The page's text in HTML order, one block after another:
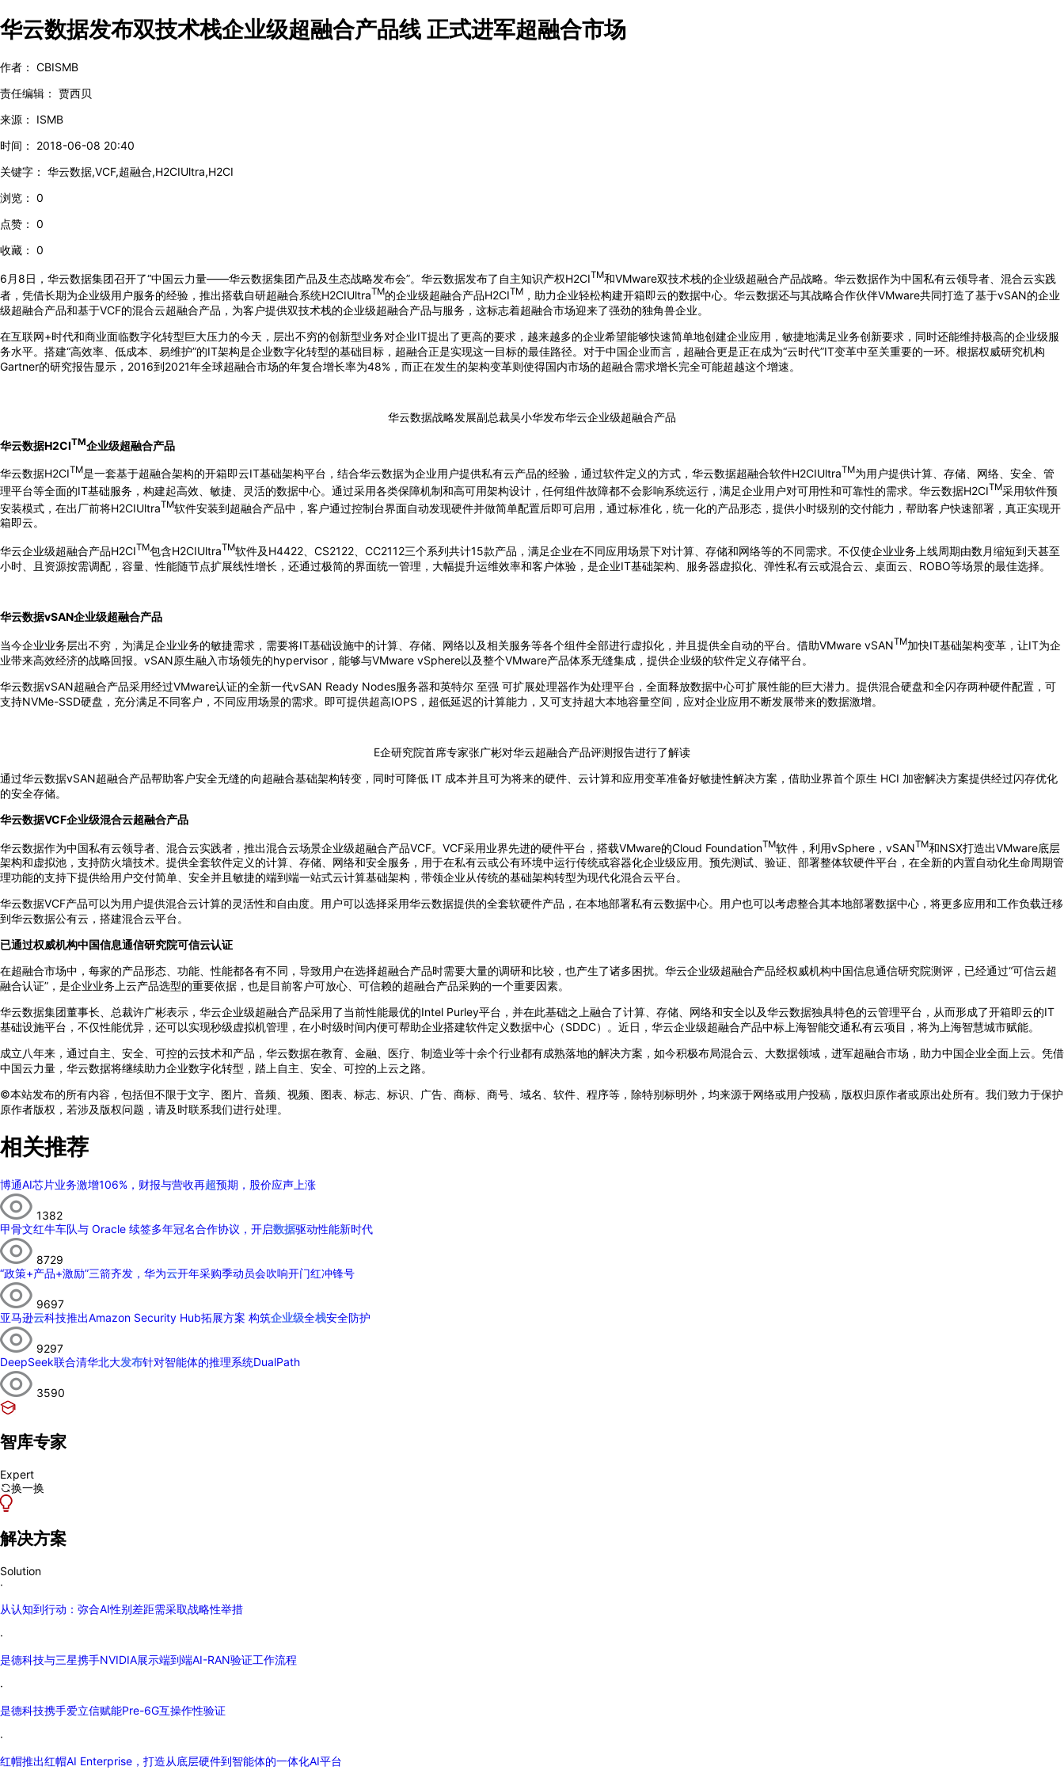
华云数据发布双技术栈企业级超融合产品线 正式进军超融合市场
作者： CBISMB
责任编辑： 贾西贝
来源： ISMB
时间： 2018-06-08 20:40
关键字： 华云数据,VCF,超融合,H2CIUltra,H2CI
浏览： 0
点赞： 0
收藏： 0
6月8日，华云数据集团召开了“中国云力量——华云数据集团产品及生态战略发布会”。华云数据发布了自主知识产权H2CITM和VMware双技术栈的企业级超融合产品战略。华云数据作为中国私有云领导者、混合云实践
者，凭借长期为企业级用户服务的经验，推出搭载自研超融合系统H2CIUltraTM的企业级超融合产品H2CITM ，助力企业轻松构建开箱即云的数据中心。华云数据还与其战略合作伙伴VMware共同打造了基于vSAN的企业
级超融合产品和基于VCF的混合云超融合产品，为客户提供双技术栈的企业级超融合产品与服务，这标志着超融合市场迎来了强劲的独角兽企业。
在互联网+时代和商业面临数字化转型巨大压力的今天，层出不穷的创新型业务对企业IT提出了更高的要求，越来越多的企业希望能够快速简单地创建企业应用，敏捷地满足业务创新要求，同时还能维持极高的企业级服
务水平。搭建“高效率、低成本、易维护”的IT架构是企业数字化转型的基础目标，超融合正是实现这一目标的最佳路径。对于中国企业而言，超融合更是正在成为“云时代”IT变革中至关重要的一环。根据权威研究机构
Gartner的研究报告显示，2016到2021年全球超融合市场的年复合增长率为48%，而正在发生的架构变革则使得国内市场的超融合需求增长完全可能超越这个增速。
华云数据战略发展副总裁吴小华发布华云企业级超融合产品
华云数据H2CITM企业级超融合产品
华云数据H2CITM是一套基于超融合架构的开箱即云IT基础架构平台，结合华云数据为企业用户提供私有云产品的经验，通过软件定义的方式，华云数据超融合软件H2CIUltraTM为用户提供计算、存储、网络、安全、管
理平台等全面的IT基础服务，构建起高效、敏捷、灵活的数据中心。通过采用各类保障机制和高可用架构设计，任何组件故障都不会影响系统运行，满足企业用户对可用性和可靠性的需求。华云数据H2CITM采用软件预
安装模式，在出厂前将H2CIUltraTM软件安装到超融合产品中，客户通过控制台界面自动发现硬件并做简单配置后即可启用，通过标准化，统一化的产品形态，提供小时级别的交付能力，帮助客户快速部署，真正实现开
箱即云。
华云企业级超融合产品H2CITM包含H2CIUltraTM软件及H4422、CS2122、CC2112三个系列共计15款产品，满足企业在不同应用场景下对计算、存储和网络等的不同需求。不仅使企业业务上线周期由数月缩短到天甚至
小时、且资源按需调配，容量、性能随节点扩展线性增长，还通过极简的界面统一管理，大幅提升运维效率和客户体验，是企业IT基础架构、服务器虚拟化、弹性私有云或混合云、桌面云、ROBO等场景的最佳选择。
华云数据vSAN企业级超融合产品
当今企业业务层出不穷，为满足企业业务的敏捷需求，需要将IT基础设施中的计算、存储、网络以及相关服务等各个组件全部进行虚拟化，并且提供全自动的平台。借助VMware vSANTM加快IT基础架构变革，让IT为企
业带来高效经济的战略回报。vSAN原生融入市场领先的hypervisor，能够与VMware vSphere以及整个VMware产品体系无缝集成，提供企业级的软件定义存储平台。
华云数据vSAN超融合产品采用经过VMware认证的全新一代vSAN Ready Nodes服务器和英特尔 至强 可扩展处理器作为处理平台，全面释放数据中心可扩展性能的巨大潜力。提供混合硬盘和全闪存两种硬件配置，可
支持NVMe-SSD硬盘，充分满足不同客户，不同应用场景的需求。即可提供超高IOPS，超低延迟的计算能力，又可支持超大本地容量空间，应对企业应用不断发展带来的数据激增。
E企研究院首席专家张广彬对华云超融合产品评测报告进行了解读
通过华云数据vSAN超融合产品帮助客户安全无缝的向超融合基础架构转变，同时可降低 IT 成本并且可为将来的硬件、云计算和应用变革准备好敏捷性解决方案，借助业界首个原生 HCI 加密解决方案提供经过闪存优化
的安全存储。
华云数据VCF企业级混合云超融合产品
华云数据作为中国私有云领导者、混合云实践者，推出混合云场景企业级超融合产品VCF。VCF采用业界先进的硬件平台，搭载VMware的Cloud FoundationTM软件，利用vSphere，vSANTM和NSX打造出VMware底层
架构和虚拟池，支持防火墙技术。提供全套软件定义的计算、存储、网络和安全服务，用于在私有云或公有环境中运行传统或容器化企业级应用。预先测试、验证、部署整体软硬件平台，在全新的内置自动化生命周期管
理功能的支持下提供给用户交付简单、安全并且敏捷的端到端一站式云计算基础架构，带领企业从传统的基础架构转型为现代化混合云平台。
华云数据VCF产品可以为用户提供混合云计算的灵活性和自由度。用户可以选择采用华云数据提供的全套软硬件产品，在本地部署私有云数据中心。用户也可以考虑整合其本地部署数据中心，将更多应用和工作负载迁移
到华云数据公有云，搭建混合云平台。
已通过权威机构中国信息通信研究院可信云认证
在超融合市场中，每家的产品形态、功能、性能都各有不同，导致用户在选择超融合产品时需要大量的调研和比较，也产生了诸多困扰。华云企业级超融合产品经权威机构中国信息通信研究院测评，已经通过“可信云超
融合认证”，是企业业务上云产品选型的重要依据，也是目前客户可放心、可信赖的超融合产品采购的一个重要因素。
华云数据集团董事长、总裁许广彬表示，华云企业级超融合产品采用了当前性能最优的Intel Purley平台，并在此基础之上融合了计算、存储、网络和安全以及华云数据独具特色的云管理平台，从而形成了开箱即云的IT
基础设施平台，不仅性能优异，还可以实现秒级虚拟机管理，在小时级时间内便可帮助企业搭建软件定义数据中心（SDDC）。近日，华云企业级超融合产品中标上海智能交通私有云项目，将为上海智慧城市赋能。
成立八年来，通过自主、安全、可控的云技术和产品，华云数据在教育、金融、医疗、制造业等十余个行业都有成熟落地的解决方案，如今积极布局混合云、大数据领域，进军超融合市场，助力中国企业全面上云。凭借
中国云力量，华云数据将继续助力企业数字化转型，踏上自主、安全、可控的上云之路。
©本站发布的所有内容，包括但不限于文字、图片、音频、视频、图表、标志、标识、广告、商标、商号、域名、软件、程序等，除特别标明外，均来源于网络或用户投稿，版权归原作者或原出处所有。我们致力于保护
原作者版权，若涉及版权问题，请及时联系我们进行处理。
相关推荐
博通AI芯片业务激增106%，财报与营收再超预期，股价应声上涨
1382
甲骨文红牛车队与 Oracle 续签多年冠名合作协议，开启数据驱动性能新时代
8729
“政策+产品+激励”三箭齐发，华为云开年采购季动员会吹响开门红冲锋号
9697
亚马逊云科技推出Amazon Security Hub拓展方案 构筑企业级全栈安全防护
9297
DeepSeek联合清华北大发布针对智能体的推理系统DualPath
3590
智库专家
Expert
换一换
解决方案
Solution
·
从认知到行动：弥合AI性别差距需采取战略性举措
·
是德科技与三星携手NVIDIA展示端到端AI-RAN验证工作流程
·
是德科技携手爱立信赋能Pre-6G互操作性验证
·
红帽推出红帽AI Enterprise，打造从底层硬件到智能体的一体化AI平台